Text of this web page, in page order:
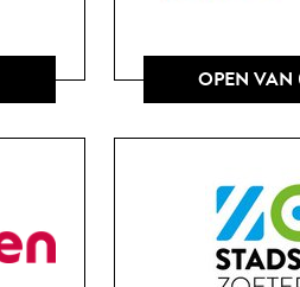
OPEN